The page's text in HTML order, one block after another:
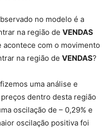
no modelo é a
na região de VENDAS
acontece com o movimento
na região de VENDAS?
uma análise e
dentro desta região
oscilação de – 0,29% e
oscilação positiva foi